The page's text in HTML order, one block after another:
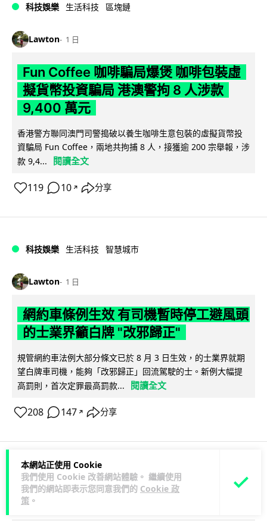
本網站正使用 Cookie
我們使用 Cookie 改善網站體驗。 繼續使用
我們的網站即表示您同意我們的 Cookie 政
策 。
科技娛樂 生活科技 區塊鏈
Lawton 1 日
Fun Coffee 咖啡騙局爆煲 咖啡包裝虛
擬貨幣投資騙局 港澳警拘 8 人涉款
9,400 萬元
香港警方聯同澳門司警搗破以養生咖啡生意包裝的虛擬貨幣投
資騙局 Fun Coffee，兩地共拘捕 8 人，接獲逾 200 宗舉報，涉
款 9,4...
閱讀全文
119 10 ↗ 分享
科技娛樂 生活科技 智慧城市
Lawton 1 日
網約車條例生效 有司機暫時停工避風頭
的士業界籲白牌 "改邪歸正"
規管網約車法例大部分條文已於 8 月 3 日生效，的士業界就期
望白牌車司機，能夠「改邪歸正」回流駕駛的士。新例大幅提
高罰則，首次定罪最高罰款...
閱讀全文
208 147 ↗ 分享
人工智能
Lawton